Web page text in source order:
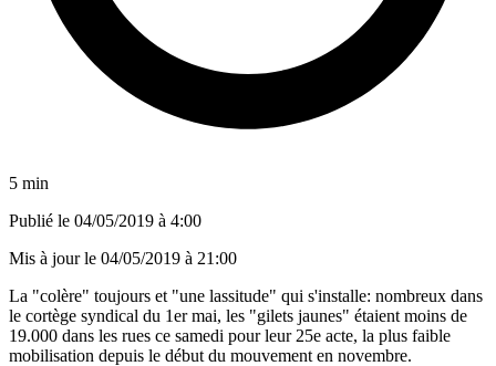
5 min
Publié le 04/05/2019 à 4:00
Mis à jour le 04/05/2019 à 21:00
La "colère" toujours et "une lassitude" qui s'installe: nombreux dans
le cortège syndical du 1er mai, les "gilets jaunes" étaient moins de
19.000 dans les rues ce samedi pour leur 25e acte, la plus faible
mobilisation depuis le début du mouvement en novembre.